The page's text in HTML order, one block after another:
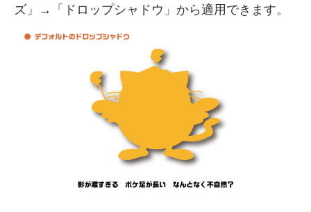
ズ」→「ドロップシャドウ」から適用できます。